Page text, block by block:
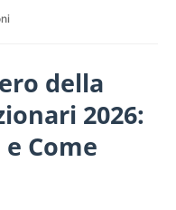
della
2026:
Come